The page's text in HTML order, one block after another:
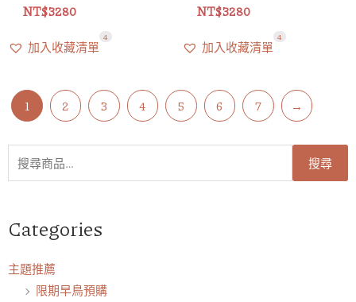
字:
搜尋
Categories
主題推薦
限期早鳥預購
NT$3280
加入收藏清單
4
NT$3280
加入收藏清單
4
1 2 3 4 5 6 7 →